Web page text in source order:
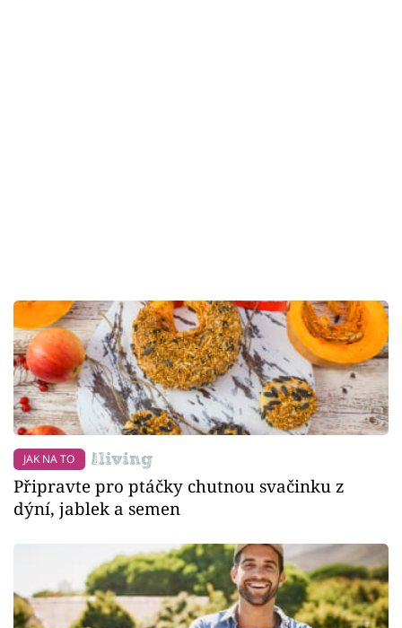
JAK NA TO
Připravte pro ptáčky chutnou svačinku z
dýní, jablek a semen